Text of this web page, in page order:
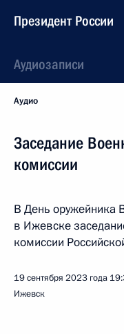
Президент России
Аудиозаписи
Аудио
Заседание
комиссии
В День оружейника
в Ижевске
комиссии
19 сентября 2023 года
Ижевск